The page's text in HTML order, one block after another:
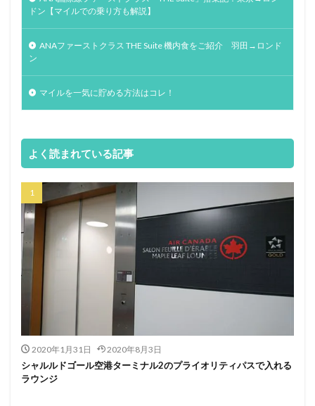
ドン【マイルでの乗り方も解説】
ANAファーストクラス THE Suite 機内食をご紹介 羽田→ロンド
ン
マイルを一気に貯める方法はコレ！
よく読まれている記事
2020年1月31日 2020年8月3日
シャルルドゴール空港ターミナル2のプライオリティパスで入れる
ラウンジ